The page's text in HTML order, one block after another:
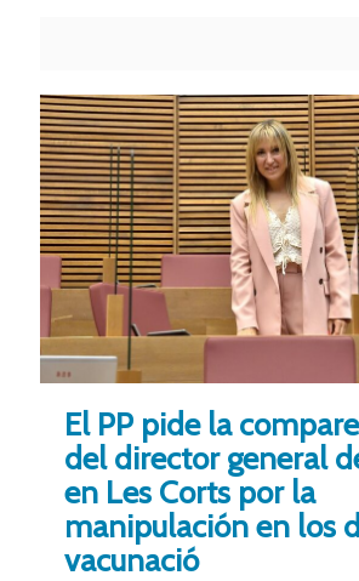
El PP pide la
del director general
en Les Corts por la
manipulación en los
vacunació